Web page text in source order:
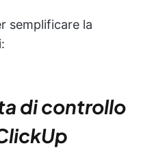
semplificare la
di controllo